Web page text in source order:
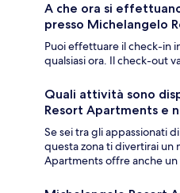
A che ora si
presso Michelangelo
Puoi effettuare il check-in
qualsiasi ora. Il check-out
Quali attività sono
Resort Apartments e
Se sei tra gli appassionati
questa zona ti divertirai un
Apartments offre anche